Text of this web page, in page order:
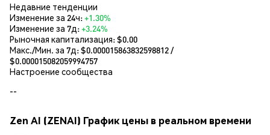
Недавние тенденции
Изменение за 24ч:+1.30%
Изменение за 7д:+3.24%
Рыночная капитализация:$0.00
Макс./Мин. за 7д: $0.000015863832598812/
$0.000015082059994757
Настроение сообщества
--
Zen AI (ZENAI) График цены в реальном времени